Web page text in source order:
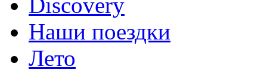
Наши поездки
Лето